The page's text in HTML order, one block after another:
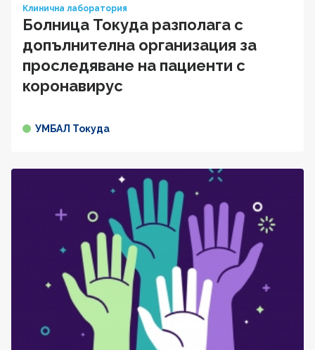
Клинична лаборатория
Болница Токуда разполага с
допълнителна организация за
проследяване на пациенти с
коронавирус
УМБАЛ Токуда